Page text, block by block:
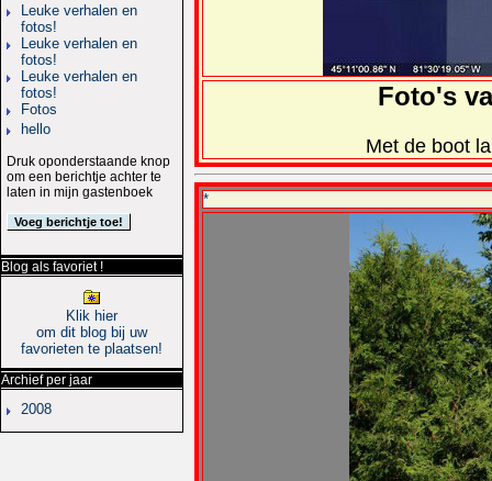
Leuke verhalen en
fotos!
Leuke verhalen en
fotos!
Leuke verhalen en
fotos!
Fotos
hello
Druk oponderstaande knop
om een berichtje achter te
laten in mijn gastenboek
Blog als favoriet !
Klik hier
om dit blog bij uw
favorieten te plaatsen!
Archief per jaar
2008
Foto's
Met de boot
*